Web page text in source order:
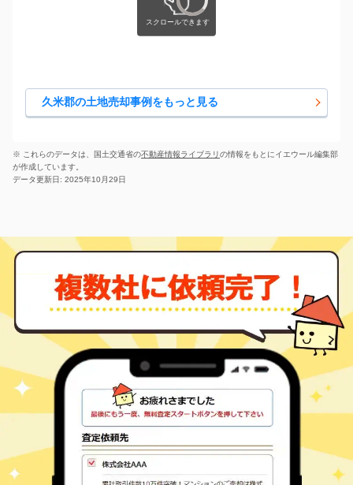
久米郡の土地売却事例をもっと見る
※ これらのデータは、国土交通省の不動産情報ライブラリの情報をもとにイエウール編集部
が作成しています。
データ更新日: 2025年10月29日